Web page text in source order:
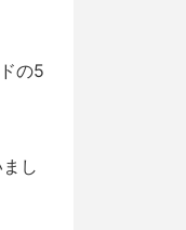
の5
し